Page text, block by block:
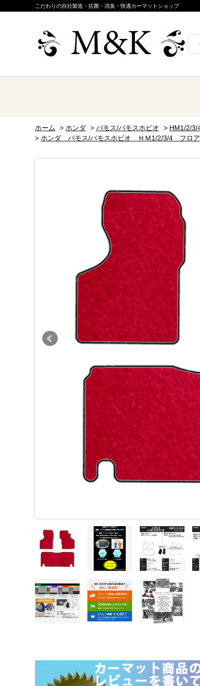
こだわりの自社製造・抗菌・消臭・快適カーマットショップ
ホーム > ホンダ > バモス/バモスホビオ > HM1/2/
> ホンダ バモス/バモスホビオ ＨＭ1/2/3/4 フロ